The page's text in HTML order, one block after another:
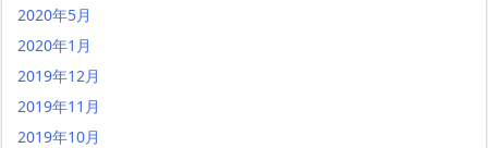
2020年5月
2020年1月
2019年12月
2019年11月
2019年10月